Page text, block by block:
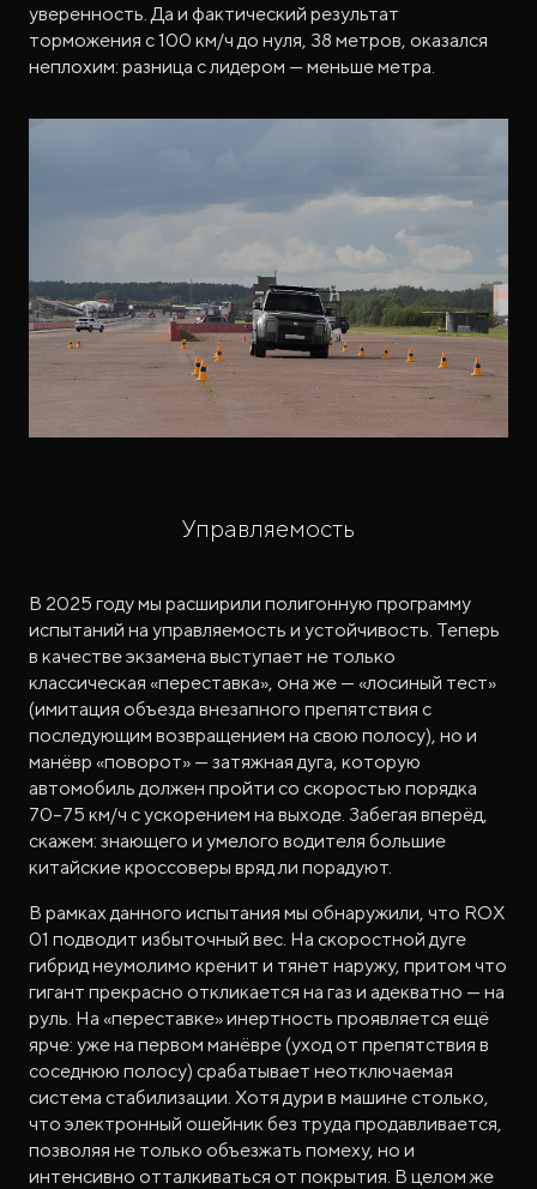
уверенность. Да и фактический результат
торможения с 100 км/ч до нуля, 38 метров, оказался
неплохим: разница с лидером — меньше метра.
Управляемость
В 2025 году мы расширили полигонную программу
испытаний на управляемость и устойчивость. Теперь
в качестве экзамена выступает не только
классическая «переставка», она же — «лосиный тест»
(имитация объезда внезапного препятствия с
последующим возвращением на свою полосу), но и
манёвр «поворот» — затяжная дуга, которую
автомобиль должен пройти со скоростью порядка
70–75 км/ч с ускорением на выходе. Забегая вперёд,
скажем: знающего и умелого водителя большие
китайские кроссоверы вряд ли порадуют.
В рамках данного испытания мы обнаружили, что ROX
01 подводит избыточный вес. На скоростной дуге
гибрид неумолимо кренит и тянет наружу, притом что
гигант прекрасно откликается на газ и адекватно — на
руль. На «переставке» инертность проявляется ещё
ярче: уже на первом манёвре (уход от препятствия в
соседнюю полосу) срабатывает неотключаемая
система стабилизации. Хотя дури в машине столько,
что электронный ошейник без труда продавливается,
позволяя не только объезжать помеху, но и
интенсивно отталкиваться от покрытия. В целом же